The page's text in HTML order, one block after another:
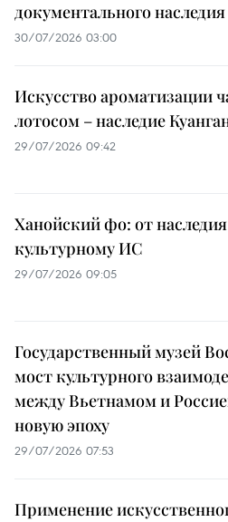
документального наследия
30/07/2026 03:00
Искусство ароматизации
лотосом – наследие
29/07/2026 09:42
Ханойский фо: от
культурному ИС
29/07/2026 09:05
Государственный музей
мост культурного
между Вьетнамом и
новую эпоху
29/07/2026 07:53
Применение